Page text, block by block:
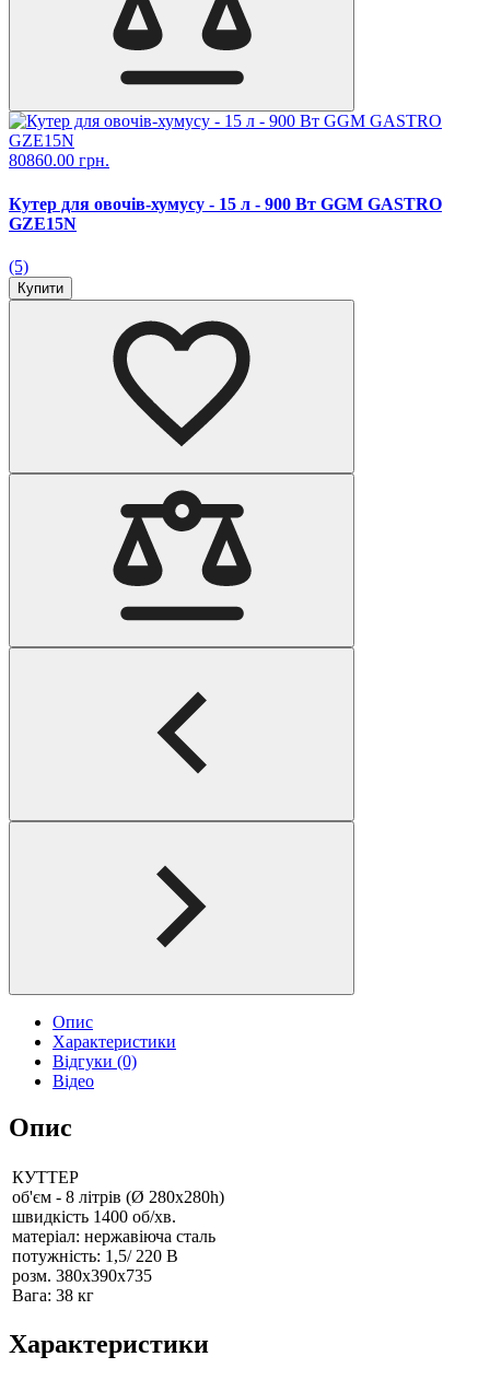
80860.00 грн.
Кутер для овочів-хумусу - 15 л - 900 Вт GGM GASTRO
GZE15N
(5)
Купити
Опис
Характеристики
Відгуки (0)
Відео
Опис
КУТТЕР
об'єм - 8 літрів (Ø 280х280h)
швидкість 1400 об/хв.
матеріал: нержавіюча сталь
потужність: 1,5/ 220 В
розм. 380x390x735
Вага: 38 кг
Характеристики